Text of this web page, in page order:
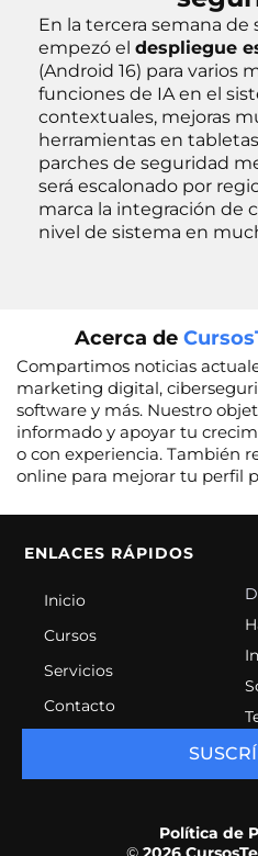
En la tercera semana
empezó el despliegue
(Android 16) para varios
funciones de IA en el
contextuales, mejoras
herramientas en
parches de seguridad
será escalonado por
marca la integración de
nivel de sistema en
Acerca de
Compartimos noticias
marketing digital,
software y más. Nuestro
informado y apoyar tu
o con experiencia. También
online para mejorar tu perfil
ENLACES RÁPIDOS
Inicio
Cursos
Servicios
Contacto
Política de